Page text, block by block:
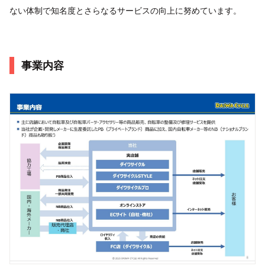
ない体制で知名度とさらなるサービスの向上に努めています。
事業内容